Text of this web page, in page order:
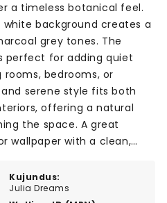
Kujundus:
Julia Dreams
a timeless botanical feel.
white background creates a
grey tones. The
perfect for adding quiet
bedrooms, or
serene style fits both
offering a natural
the space. A great
wallpaper with a clean,